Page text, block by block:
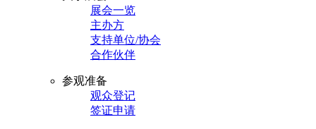
展会一览
主办方
支持单位/协会
合作伙伴
参观准备
观众登记
签证申请